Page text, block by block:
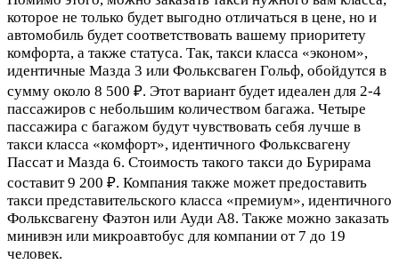
которое не только будет выгодно отличаться в цене, но и
автомобиль будет соответствовать вашему приоритету
комфорта, а также статуса. Так, такси класса «эконом»,
идентичные Мазда 3 или Фольксваген Гольф, обойдутся в
сумму около 8 500 ₽. Этот вариант будет идеален для 2-4
пассажиров с небольшим количеством багажа. Четыре
пассажира с багажом будут чувствовать себя лучше в
такси класса «комфорт», идентичного Фольксвагену
Пассат и Мазда 6. Стоимость такого такси до Бурирама
составит 9 200 ₽. Компания также может предоставить
такси представительского класса «премиум», идентичного
Фольксвагену Фаэтон или Ауди А8. Также можно заказать
минивэн или микроавтобус для компании от 7 до 19
человек.